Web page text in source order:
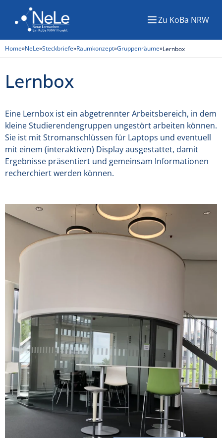
MenüZu KoBa NRW
Home»NeLe»Steckbriefe»Raumkonzept»Gruppenräume»Lernbox
Lernbox
Eine Lernbox ist ein abgetrennter Arbeitsbereich, in dem
kleine Studierendengruppen ungestört arbeiten können.
Sie ist mit Stromanschlüssen für Laptops und eventuell
mit einem (interaktiven) Display ausgestattet, damit
Ergebnisse präsentiert und gemeinsam Informationen
recherchiert werden können.